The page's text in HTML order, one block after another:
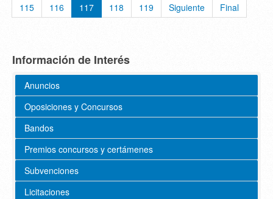
115
116 117 118 119 Siguiente Final
Información de Interés
Anuncios
Oposiciones y Concursos
Bandos
Premios concursos y certámenes
Subvenciones
Licitaciones